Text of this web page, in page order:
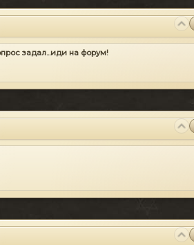
задал...иди на форум!